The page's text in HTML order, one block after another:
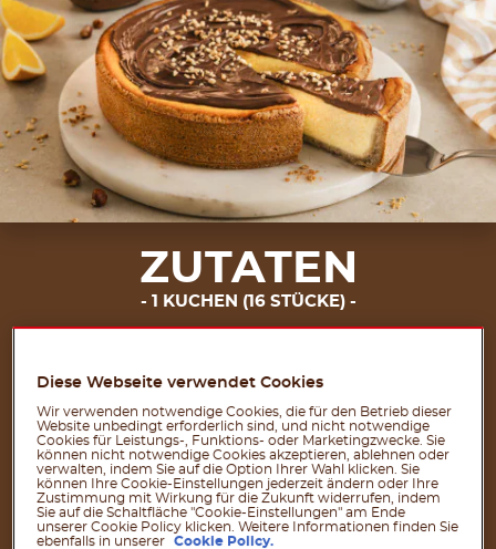
ZUTATEN
1 KUCHEN (16 STÜCKE)
200 g Weizenmehl (Typ 405)
100 g Haselnüsse (gemahlen)
160 g Puderzucker
¼ TL Salz
120 g Butter (kalt)
Diese Webseite verwendet Cookies
Wir verwenden notwendige Cookies, die für den Betrieb dieser
Website unbedingt erforderlich sind, und nicht notwendige
Cookies für Leistungs-, Funktions- oder Marketingzwecke. Sie
können nicht notwendige Cookies akzeptieren, ablehnen oder
verwalten, indem Sie auf die Option Ihrer Wahl klicken. Sie
können Ihre Cookie-Einstellungen jederzeit ändern oder Ihre
Zustimmung mit Wirkung für die Zukunft widerrufen, indem
Sie auf die Schaltfläche "Cookie-Einstellungen" am Ende
unserer Cookie Policy klicken. Weitere Informationen finden Sie
ebenfalls in unserer
Cookie Policy.